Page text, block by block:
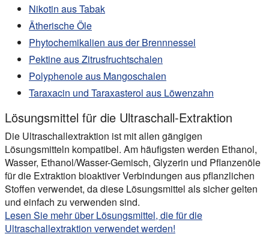
Nikotin aus Tabak
Ätherische Öle
Phytochemikalien aus der Brennnessel
Pektine aus Zitrusfruchtschalen
Polyphenole aus Mangoschalen
Taraxacin und Taraxasterol aus Löwenzahn
Lösungsmittel für die Ultraschall-Extraktion
Die Ultraschallextraktion ist mit allen gängigen
Lösungsmitteln kompatibel. Am häufigsten werden Ethanol,
Wasser, Ethanol/Wasser-Gemisch, Glyzerin und Pflanzenöle
für die Extraktion bioaktiver Verbindungen aus pflanzlichen
Stoffen verwendet, da diese Lösungsmittel als sicher gelten
und einfach zu verwenden sind.
Lesen Sie mehr über Lösungsmittel, die für die
Ultraschallextraktion verwendet werden!